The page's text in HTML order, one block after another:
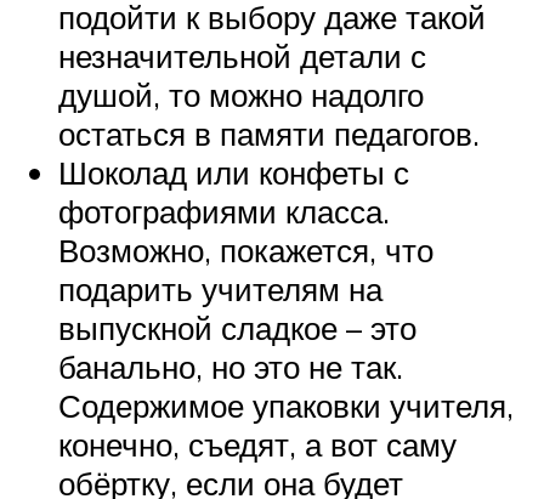
подойти к выбору даже такой
незначительной детали с
душой, то можно надолго
остаться в памяти педагогов.
Шоколад или конфеты с
фотографиями класса.
Возможно, покажется, что
подарить учителям на
выпускной сладкое – это
банально, но это не так.
Содержимое упаковки учителя,
конечно, съедят, а вот саму
обёртку, если она будет